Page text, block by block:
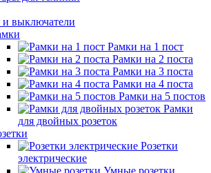
и выключатели
Рамки на 1 пост
Рамки на 2 поста
Рамки на 3 поста
Рамки на 4 поста
Рамки на 5 постов
Рамки
для двойных розеток
Розетки
электрические
Умные розетки